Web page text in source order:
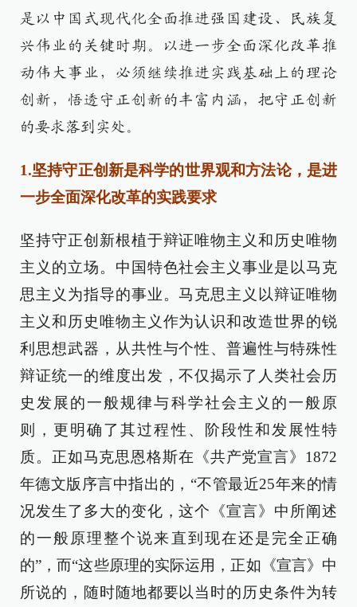
是以中国式现代化全面推进强国建设、民族复
兴伟业的关键时期。以进一步全面深化改革推
动伟大事业，必须继续推进实践基础上的理论
创新，悟透守正创新的丰富内涵，把守正创新
的要求落到实处。
1.坚持守正创新是科学的世界观和方法论，是进
一步全面深化改革的实践要求
坚持守正创新根植于辩证唯物主义和历史唯物
主义的立场。中国特色社会主义事业是以马克
思主义为指导的事业。马克思主义以辩证唯物
主义和历史唯物主义作为认识和改造世界的锐
利思想武器，从共性与个性、普遍性与特殊性
辩证统一的维度出发，不仅揭示了人类社会历
史发展的一般规律与科学社会主义的一般原
则，更明确了其过程性、阶段性和发展性特
质。正如马克思恩格斯在《共产党宣言》1872
年德文版序言中指出的，“不管最近25年来的情
况发生了多大的变化，这个《宣言》中所阐述
的一般原理整个说来直到现在还是完全正确
的”，而“这些原理的实际运用，正如《宣言》中
所说的，随时随地都要以当时的历史条件为转